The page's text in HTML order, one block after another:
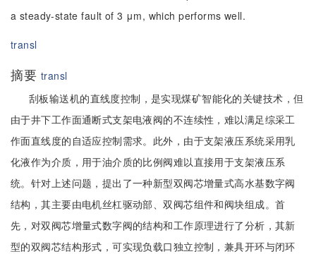
a steady-state fault of 3 μm, which performs well.
transl
摘要 transl
刮板输送机的直线度控制，是实现煤矿智能化的关键技术，但
由于井下工作面通断式支架电液阀的不连续性，难以满足综采工
作面直线度的自适应控制需求。此外，由于支架液压系统采用乳
化液作为介质，用于油介质的比例阀难以直接用于支架液压系
统。针对上述问题，提出了一种新型双阀芯增量式高水基数字阀
结构，其主要由电机丝杠驱动部、双阀芯组件和阀块组成。首
先，对双阀芯增量式数字阀的结构和工作原理进行了分析，其新
型的双阀芯结构形式，可实现负载口独立控制，兼具开环与闭环